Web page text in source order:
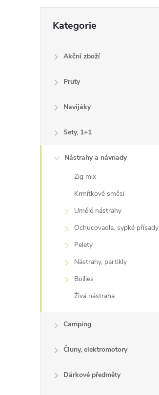
kategorie
Kategorie
Akční zboží
Pruty
Navijáky
Sety, 1+1
Nástrahy a návnady
Zig mix
Krmítkové směsi
Umělé nástrahy
Ochucovadla, sypké přísady
Pelety
Nástrahy, partikly
Boilies
Živá nástraha
Camping
Čluny, elektromotory
Dárkové předměty